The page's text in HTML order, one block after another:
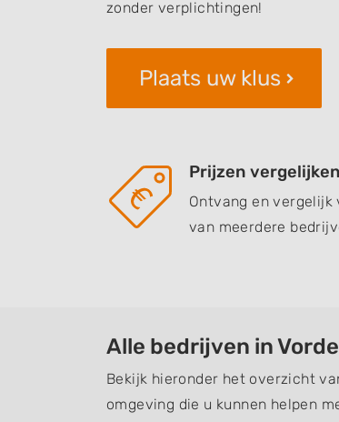
zonder verplichtingen!
Plaats uw klus
Prijzen vergelijken
Ontvang en vergelijk
van meerdere
Alle bedrijven in
Bekijk hieronder het overzicht
omgeving die u kunnen helpen